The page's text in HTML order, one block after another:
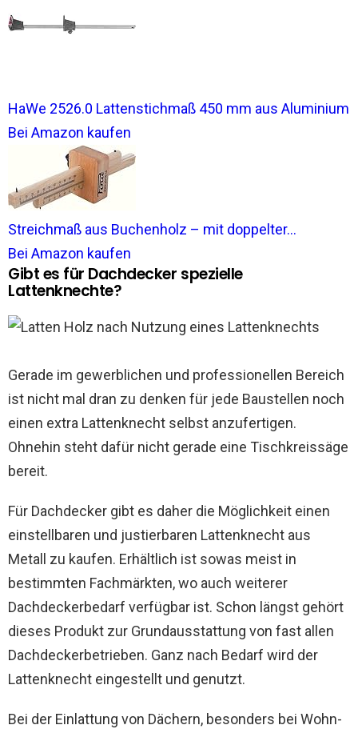
HaWe 2526.0 Lattenstichmaß 450 mm aus Aluminium
Bei Amazon kaufen
Streichmaß aus Buchenholz – mit doppelter...
Bei Amazon kaufen
Gibt es für Dachdecker spezielle
Lattenknechte?
Gerade im gewerblichen und professionellen Bereich
ist nicht mal dran zu denken für jede Baustellen noch
einen extra Lattenknecht selbst anzufertigen.
Ohnehin steht dafür nicht gerade eine Tischkreissäge
bereit.
Für Dachdecker gibt es daher die Möglichkeit einen
einstellbaren und justierbaren Lattenknecht aus
Metall zu kaufen. Erhältlich ist sowas meist in
bestimmten Fachmärkten, wo auch weiterer
Dachdeckerbedarf verfügbar ist. Schon längst gehört
dieses Produkt zur Grundausstattung von fast allen
Dachdeckerbetrieben. Ganz nach Bedarf wird der
Lattenknecht eingestellt und genutzt.
Bei der Einlattung von Dächern, besonders bei Wohn-